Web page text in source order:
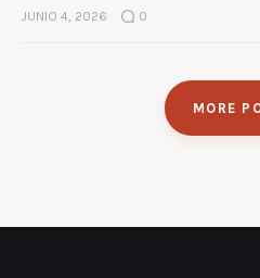
JUNIO 4, 2026 0
MORE